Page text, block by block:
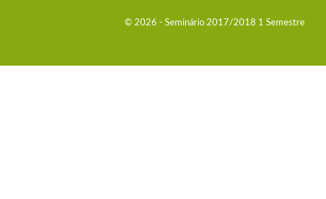
© 2026 - Seminário 2017/2018 1 Semestre